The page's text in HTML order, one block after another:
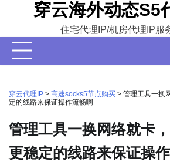
content
穿云海外动态S5
住宅代理IP/机房代理IP服
穿云代理IP > 高速socks5节点购买 > 管理工具一换
定的线路来保证操作流畅啊
管理工具一换网络就卡
更稳定的线路来保证操